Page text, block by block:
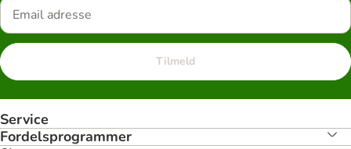
Tilmeld
Service
Fordelsprogrammer